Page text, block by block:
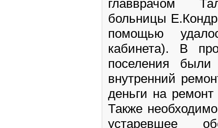
главврачом
больницы
помощью
кабинета). В
поселения
внутренний
деньги на
Также
устаревшее